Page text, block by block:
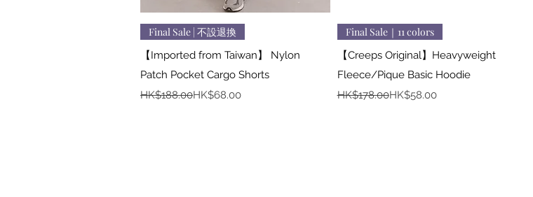
快速瀏覽
Final Sale | 不設退換
【Imported from Taiwan】 Nylon
Patch Pocket Cargo Shorts
一般價格
HK$188.00
促銷價格 HK$68.00
快速瀏覽
Final Sale｜11 colors
【Creeps Original】Heavyweight
Fleece/Pique Basic Hoodie
一般價格
HK$178.00
促銷價格 HK$58.00